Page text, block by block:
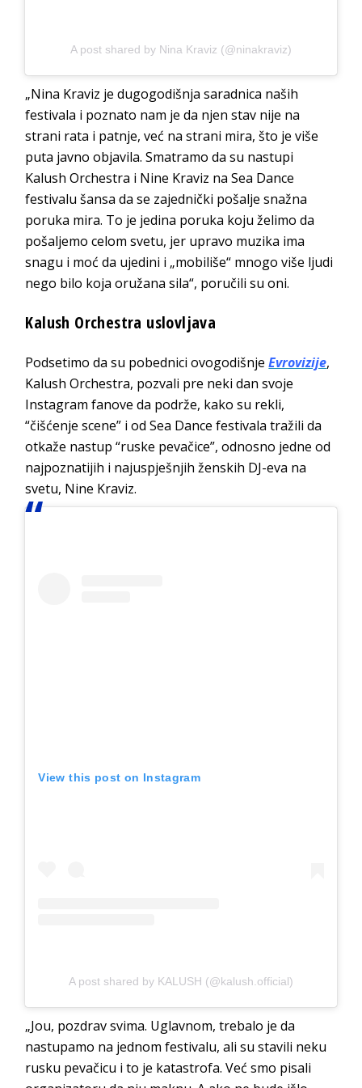
A post shared by Nina Kraviz (@ninakraviz)
„Nina Kraviz je dugogodišnja saradnica naših
festivala i poznato nam je da njen stav nije na
strani rata i patnje, već na strani mira, što je više
puta javno objavila. Smatramo da su nastupi
Kalush Orchestra i Nine Kraviz na Sea Dance
festivalu šansa da se zajednički pošalje snažna
poruka mira. To je jedina poruka koju želimo da
pošaljemo celom svetu, jer upravo muzika ima
snagu i moć da ujedini i „mobiliše“ mnogo više ljudi
nego bilo koja oružana sila“, poručili su oni.
Kalush Orchestra uslovljava
Podsetimo da su pobednici ovogodišnjeEvrovizije,
Kalush Orchestra, pozvali pre neki dan svoje
Instagram fanove da podrže, kako su rekli,
“čišćenje scene” i od Sea Dance festivala tražili da
otkaže nastup “ruske pevačice”, odnosno jedne od
najpoznatijih i najuspješnjih ženskih DJ-eva na
svetu, Nine Kraviz.
View this post on Instagram
A post shared by KALUSH (@kalush.official)
„Jou, pozdrav svima. Uglavnom, trebalo je da
nastupamo na jednom festivalu, ali su stavili neku
rusku pevačicu i to je katastrofa. Već smo pisali